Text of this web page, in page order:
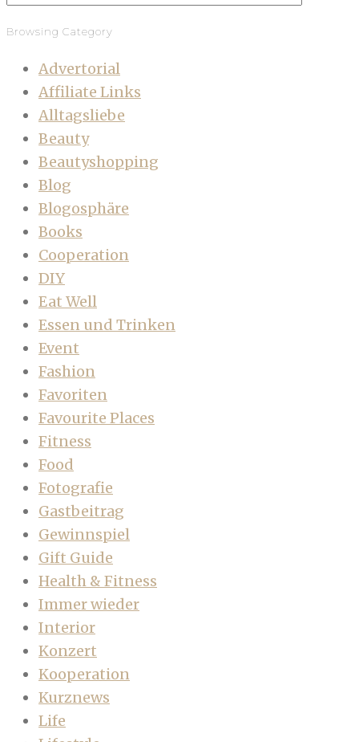
Browsing Category
Advertorial
Affiliate Links
Alltagsliebe
Beauty
Beautyshopping
Blog
Blogosphäre
Books
Cooperation
DIY
Eat Well
Essen und Trinken
Event
Fashion
Favoriten
Favourite Places
Fitness
Food
Fotografie
Gastbeitrag
Gewinnspiel
Gift Guide
Health & Fitness
Immer wieder
Interior
Konzert
Kooperation
Kurznews
Life